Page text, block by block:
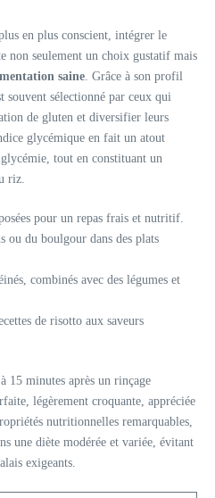
en plus conscient, intégrer le
non seulement un choix gustatif mais
saine. Grâce à son profil
sélectionné par ceux qui
de gluten et diversifier leurs
glycémique en fait un atout
tout en constituant un
riz.
pour un repas frais et nutritif.
ou du boulgour dans des plats
combinés avec des légumes et
de risotto aux saveurs
15 minutes après un rinçage
légèrement croquante, appréciée
nutritionnelles remarquables,
une diète modérée et variée, évitant
exigeants.